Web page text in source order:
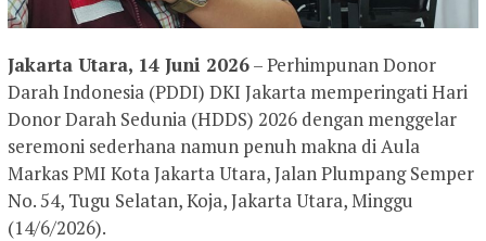
Jakarta Utara, 14 Juni 2026– Perhimpunan Donor
Darah Indonesia (PDDI) DKI Jakarta memperingati Hari
Donor Darah Sedunia (HDDS) 2026 dengan menggelar
seremoni sederhana namun penuh makna di Aula
Markas PMI Kota Jakarta Utara, Jalan Plumpang Semper
No. 54, Tugu Selatan, Koja, Jakarta Utara, Minggu
(14/6/2026).